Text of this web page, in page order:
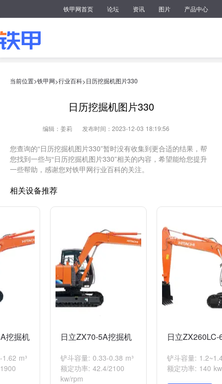
铁甲网首页 论坛 资讯 图片 产品中心
当前位置>铁甲网>行业百科>日历挖掘机图片330
日历挖掘机图片330
编辑：姜莉 发布时间：2023-12-03 18:19:56
您查询的“日历挖掘机图片330”暂时没有收集到更合适的结果，帮
您找到一些与“日历挖掘机图片330”相关的内容，希望能给您提升
一些帮助，感谢您对铁甲网行业百科的关注。
相关设备推荐
挖掘机
m³
日立ZX70-5A挖掘机
铲斗容量: 0.33-0.38 m³
额定功率: 42.4/2100
kw/rpm
日立
铲斗容量:
额定功率: 140